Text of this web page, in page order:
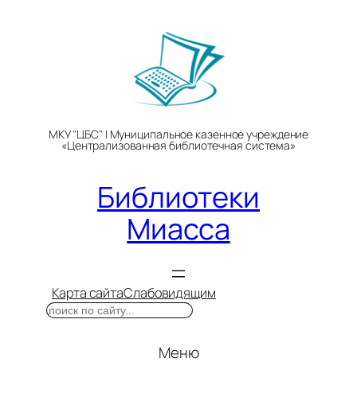
МКУ "ЦБС" | Муниципальное казенное учреждение
«Централизованная библиотечная система»
Библиотеки
Миасса
Карта сайтаСлабовидящим
Поиск
Меню